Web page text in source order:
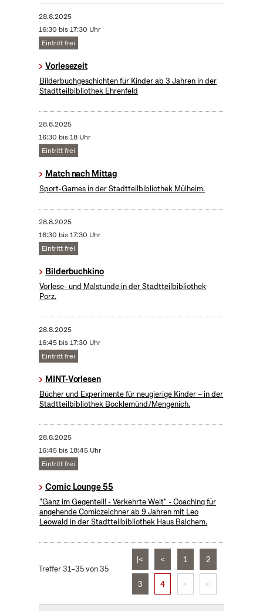
28.8.2025
16:30 bis 17:30 Uhr
Eintritt frei
Vorlesezeit
Bilderbuchgeschichten für Kinder ab 3 Jahren in der
Stadtteilbibliothek Ehrenfeld
28.8.2025
16:30 bis 18 Uhr
Eintritt frei
Match nach Mittag
Sport-Games in der Stadtteilbibliothek Mülheim.
28.8.2025
16:30 bis 17:30 Uhr
Eintritt frei
Bilderbuchkino
Vorlese- und Malstunde in der Stadtteilbibliothek
Porz.
28.8.2025
16:45 bis 17:30 Uhr
Eintritt frei
MINT-Vorlesen
Bücher und Experimente für neugierige Kinder – in der
Stadtteilbibliothek Bocklemünd/Mengenich.
28.8.2025
16:45 bis 18:45 Uhr
Eintritt frei
Comic Lounge 55
"Ganz im Gegenteil! - Verkehrte Welt" - Coaching für
angehende Comiczeichner ab 9 Jahren mit Leo
Leowald in der Stadtteilbibliothek Haus Balchem.
Treffer 31–35 von 35
|< < 1 2
3 4 > >|